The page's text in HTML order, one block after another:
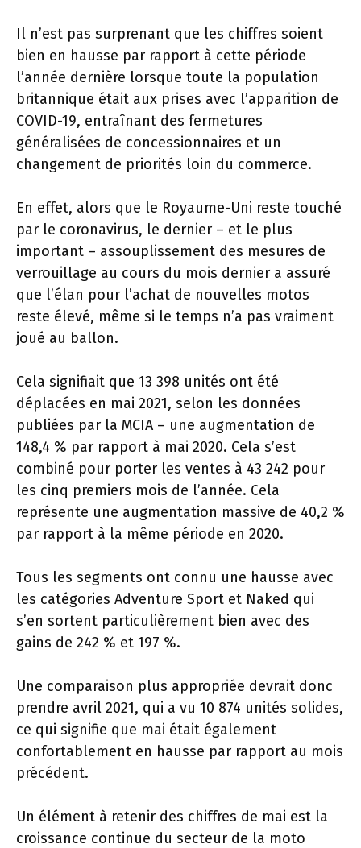
Il n’est pas surprenant que les chiffres soient
bien en hausse par rapport à cette période
l’année dernière lorsque toute la population
britannique était aux prises avec l’apparition de
COVID-19, entraînant des fermetures
généralisées de concessionnaires et un
changement de priorités loin du commerce.
En effet, alors que le Royaume-Uni reste touché
par le coronavirus, le dernier – et le plus
important – assouplissement des mesures de
verrouillage au cours du mois dernier a assuré
que l’élan pour l’achat de nouvelles motos
reste élevé, même si le temps n’a pas vraiment
joué au ballon.
Cela signifiait que 13 398 unités ont été
déplacées en mai 2021, selon les données
publiées par la MCIA – une augmentation de
148,4 % par rapport à mai 2020. Cela s’est
combiné pour porter les ventes à 43 242 pour
les cinq premiers mois de l’année. Cela
représente une augmentation massive de 40,2 %
par rapport à la même période en 2020.
Tous les segments ont connu une hausse avec
les catégories Adventure Sport et Naked qui
s’en sortent particulièrement bien avec des
gains de 242 % et 197 %.
Une comparaison plus appropriée devrait donc
prendre avril 2021, qui a vu 10 874 unités solides,
ce qui signifie que mai était également
confortablement en hausse par rapport au mois
précédent.
Un élément à retenir des chiffres de mai est la
croissance continue du secteur de la moto